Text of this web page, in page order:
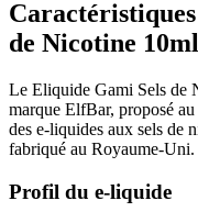
de Nicotine 10ml
Le Eliquide Gami Sels de
marque ElfBar, proposé
des e-liquides aux sels de
fabriqué au Royaume-Uni.
Profil du e-liquide